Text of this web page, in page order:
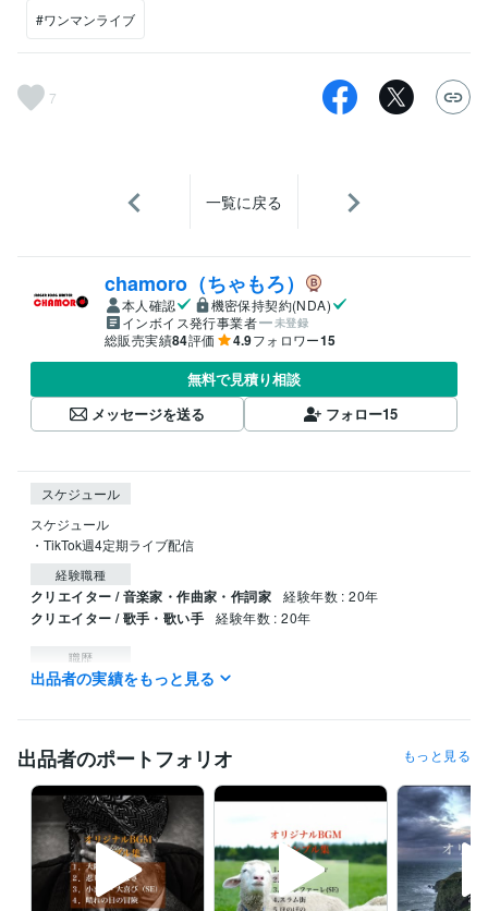
#ワンマンライブ
7
一覧に戻る
chamoro（ちゃもろ）
本人確認
機密保持契約(NDA)
インボイス発行事業者
未登録
総販売実績84評価 4.9フォロワー15
無料で見積り相談
メッセージを送る
フォロー15
スケジュール
スケジュール
・TikTok週4定期ライブ配信
経験職種
クリエイター / 音楽家・作曲家・作詞家 経験年数 : 20年
クリエイター / 歌手・歌い手 経験年数 : 20年
職歴
株式会社ＢＩＮＧＯ 2024年2月 ~ 現在
受賞歴
その他情報処理技術者試験 取得年 : 2002年
プログラミング言語・フレームワーク
C#:0年COBOL:2年VBA:2年
ビジネス・クリエイティブツール
出品者の実績をもっと見る
出品者のポートフォリオ もっと見る